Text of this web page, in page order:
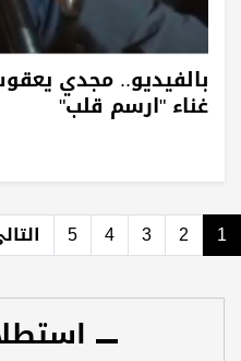
بالفيديو.. مجدي
غناء "ارسم قلب"
1
2
3
4
5